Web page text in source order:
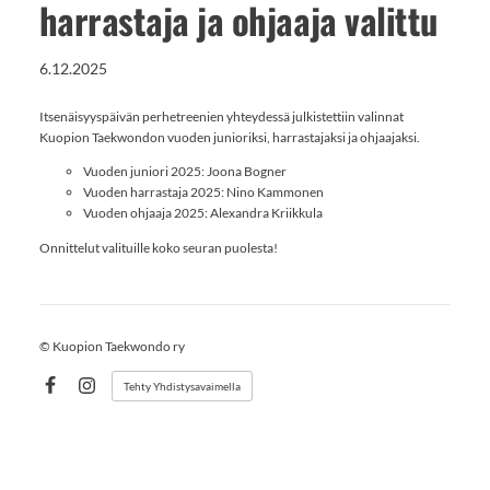
harrastaja ja ohjaaja valittu
6.12.2025
Itsenäisyyspäivän perhetreenien yhteydessä julkistettiin valinnat
Kuopion Taekwondon vuoden junioriksi, harrastajaksi ja ohjaajaksi.
Vuoden juniori 2025: Joona Bogner
Vuoden harrastaja 2025: Nino Kammonen
Vuoden ohjaaja 2025: Alexandra Kriikkula
Onnittelut valituille koko seuran puolesta!
© Kuopion Taekwondo ry
Instagram
Tehty Yhdistysavaimella